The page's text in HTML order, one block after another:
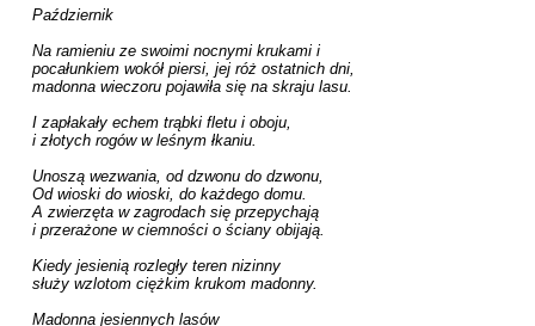
Październik
Na ramieniu ze swoimi nocnymi krukami i
pocałunkiem wokół piersi, jej róż ostatnich dni,
madonna wieczoru pojawiła się na skraju lasu.
I zapłakały echem trąbki fletu i oboju,
i złotych rogów w leśnym łkaniu.
Unoszą wezwania, od dzwonu do dzwonu,
Od wioski do wioski, do każdego domu.
A zwierzęta w zagrodach się przepychają
i przerażone w ciemności o ściany obijają.
Kiedy jesienią rozległy teren nizinny
służy wzlotom ciężkim krukom madonny.
Madonna jesiennych lasów